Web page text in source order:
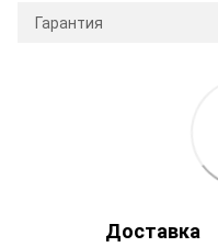
Гарантия
Доставка